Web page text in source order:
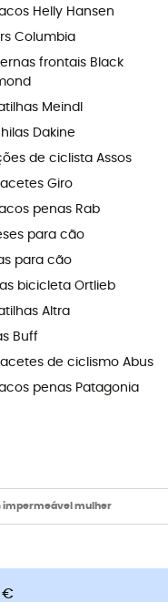
Helly Hansen
Columbia
frontais Black
Meindl
Dakine
de ciclista Assos
Giro
penas Rab
para cão
para cão
bicicleta Ortlieb
Altra
Buff
de ciclismo Abus
penas Patagonia
impermeável mulher
€